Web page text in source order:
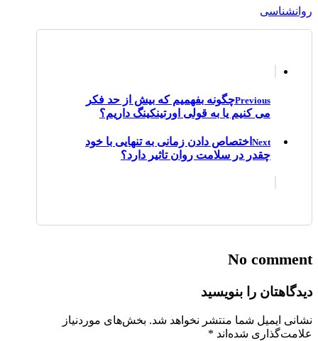
روانشناسی
Previousچگونه بفهمیم که بیش از حد فکر
می کنیم یا به قولی اورتینکینگ داریم؟
Next اختصاص دادن زمانی به تنهایی با خود
چقدر در سلامت روان تاثیر دارد؟
No comment
دیدگاهتان را بنویسید
نشانی ایمیل شما منتشر نخواهد شد. بخش‌های موردنیاز
علامت‌گذاری شده‌اند *